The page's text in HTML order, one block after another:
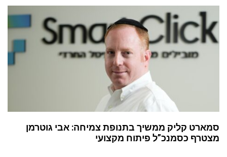
סמארט קליק ממשיך בתנופת צמיחה: אבי גוטרמן
מצטרף כסמנכ”ל פיתוח מקצועי